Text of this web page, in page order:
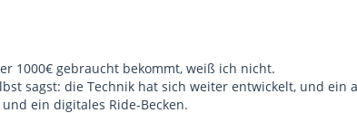
1000€ gebraucht bekommt, weiß ich nicht.
sagst: die Technik hat sich weiter entwickelt, und ein
ein digitales Ride-Becken.